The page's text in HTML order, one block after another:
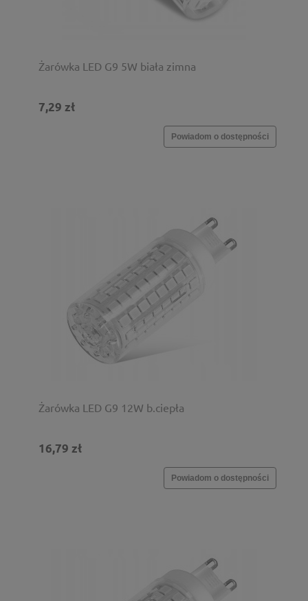
Żarówka LED G9 5W biała zimna
7,29 zł
Powiadom o dostępności
Żarówka LED G9 12W b.ciepła
16,79 zł
Powiadom o dostępności